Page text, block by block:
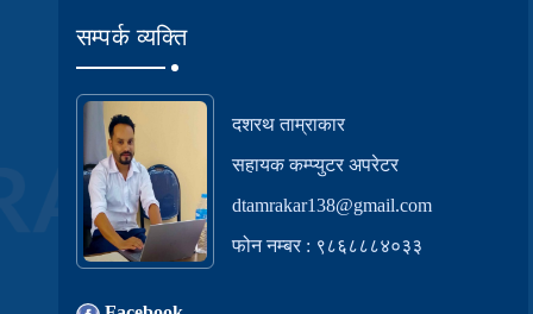
सम्पर्क व्यक्ति
दशरथ ताम्राकार
सहायक कम्प्युटर अपरेटर
dtamrakar138@gmail.com
फोन नम्बर : ९८६८८८४०३३